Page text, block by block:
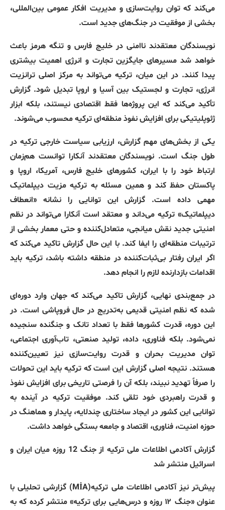
می‌کند که توان روایت‌سازی و مدیریت افکار عمومی بین‌المللی،
بخشی از موفقیت در جنگ‌های جدید است.
نویسندگان معتقدند ناامنی در خلیج فارس و تنگه هرمز باعث
خواهد شد مسیرهای جایگزین تجارت و انرژی اهمیت بیشتری
پیدا کنند. در این میان، ترکیه می‌تواند به مرکز اصلی ترانزیت
انرژی، تجارت و لجستیک بین آسیا و اروپا تبدیل شود. گزارش
تأکید می‌کند که این پروژه‌ها فقط اقتصادی نیستند، بلکه ابزار
ژئوپلیتیکی برای افزایش نفوذ منطقه‌ای ترکیه محسوب می‌شوند.
یکی از بخش‌های مهم گزارش، ارزیابی سیاست خارجی ترکیه در
طول جنگ است. نویسندگان معتقدند آنکارا توانست هم‌زمان
ارتباط خود را با ایران، کشورهای خلیج فارس، آمریکا، اروپا و
پاکستان حفظ کند و همین مسئله به ترکیه مزیت دیپلماتیک
مهمی داده است. گزارش این توانایی را نشانه «انعطاف
دیپلماتیک» ترکیه می‌داند و معتقد است آنکارا می‌تواند در نظم
امنیتی جدید نقش میانجی، متعادل‌کننده و حتی معمار بخشی از
ترتیبات منطقه‌ای را ایفا کند.با این حال گزارش تاکید می‌کند که
اگر ایران رفتار بی‌ثبات‌کننده در منطقه داشته باشد، ترکیه باید
اقدامات بازدارنده لازم را انجام دهد.
در جمع‌بندی نهایی، گزارش تاکید می‌کند که جهان وارد دوره‌ای
شده که نظم امنیتی قدیمی به‌تدریج در حال فروپاشی است. در
این دوره، قدرت کشورها فقط با تعداد تانک و جنگنده سنجیده
نمی‌شود.بلکه فناوری، داده، تولید صنعتی، تاب‌آوری اجتماعی،
توان مدیریت بحران و قدرت روایت‌سازی نیز تعیین‌کننده
هستند. نتیجه اصلی گزارش این است که ترکیه باید این تحولات
را صرفاً تهدید نبیند، بلکه آن را فرصتی تاریخی برای افزایش نفوذ
و قدرت راهبردی خود تلقی کند.موفقیت ترکیه در آینده به
توانایی این کشور در ایجاد ساختاری چندلایه، پایدار و هماهنگ در
حوزه امنیت، فناوری، اقتصاد و جامعه بستگی خواهد داشت.
گزارش آکادمی اطلاعات ملی ترکیه از جنگ 12 روزه میان ایران و
اسرائیلمنتشرشد
پیش‌تر نیز آکادمی اطلاعات ملی ترکیه‌(MİA)
گزارشی تحلیلی با
عنوان«جنگ ۱۲ روزه و درس‌هایی برای ترکیه »منتشر کرده که به